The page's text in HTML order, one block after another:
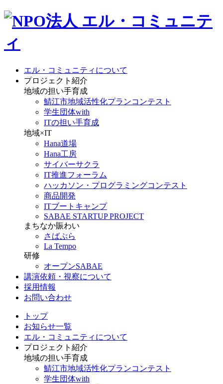
エル・コミュニティについて
プロジェクト紹介
地域の担い手育成
鯖江市地域活性化プランコンテスト
学生団体with
ITの担い手育成
地域×IT
Hana道場
Hana工房
サイバーサクラ
IT推進フォーラム
ハッカソン・プログラミングコンテスト
商品開発
ITブートキャンプ
SABAE STARTUP PROJECT
まちなか賑わい
さばぷら
La Tempo
研修
オープンSABAE
講演依頼・視察について
採用情報
お問い合わせ
トップ
お知らせ一覧
エル・コミュニティについて
プロジェクト紹介
地域の担い手育成
鯖江市地域活性化プランコンテスト
学生団体with